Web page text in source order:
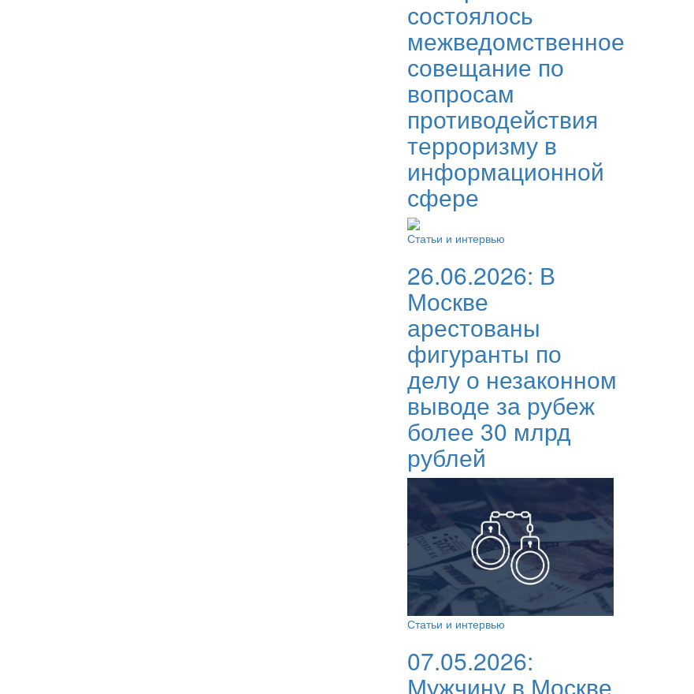
состоялось
межведомственное
совещание по
вопросам
противодействия
терроризму в
информационной
сфере
Статьи и интервью
26.06.2026: В
Москве
арестованы
фигуранты по
делу о незаконном
выводе за рубеж
более 30 млрд
рублей
Статьи и интервью
07.05.2026:
Мужчину в Москве